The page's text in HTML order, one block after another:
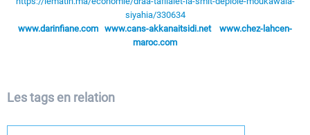
siyahia/330634
www.darinfiane.com www.cans-akkanaitsidi.net
www.chez-lahcen-
maroc.com
Les tags en relation